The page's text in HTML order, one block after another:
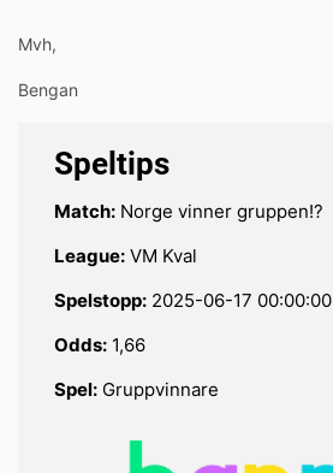
Speltips
Match: Norge vinner gruppen!?
League: VM Kval
Spelstopp: 2025-06-17 00:00:00
Odds: 1,66
Spel: Gruppvinnare
Mvh,
Bengan